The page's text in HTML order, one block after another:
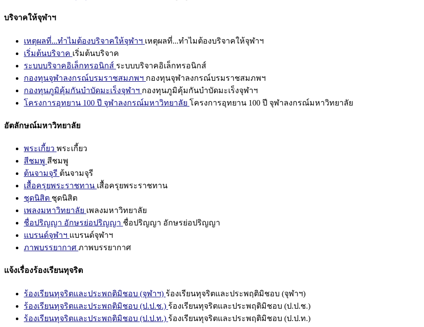
บริจาคให้จุฬาฯ
เหตุผลที่...ทำไมต้องบริจาคให้จุฬาฯ เหตุผลที่...ทำไมต้องบริจาคให้จุฬาฯ
เริ่มต้นบริจาค เริ่มต้นบริจาค
ระบบบริจาคอิเล็กทรอนิกส์ ระบบบริจาคอิเล็กทรอนิกส์
กองทุนจุฬาลงกรณ์บรมราชสมภพฯ กองทุนจุฬาลงกรณ์บรมราชสมภพฯ
กองทุนภูมิคุ้มกันบำบัดมะเร็งจุฬาฯ กองทุนภูมิคุ้มกันบำบัดมะเร็งจุฬาฯ
โครงการอุทยาน 100 ปี จุฬาลงกรณ์มหาวิทยาลัย โครงการอุทยาน 100 ปี จุฬาลงกรณ์มหาวิทยาลัย
อัตลักษณ์มหาวิทยาลัย
พระเกี้ยว พระเกี้ยว
สีชมพู สีชมพู
ต้นจามจุรี ต้นจามจุรี
เสื้อครุยพระราชทาน เสื้อครุยพระราชทาน
ชุดนิสิต ชุดนิสิต
เพลงมหาวิทยาลัย เพลงมหาวิทยาลัย
ชื่อปริญญา อักษรย่อปริญญา ชื่อปริญญา อักษรย่อปริญญา
แบรนด์จุฬาฯ แบรนด์จุฬาฯ
ภาพบรรยากาศ ภาพบรรยากาศ
แจ้งเรื่องร้องเรียนทุจริต
ร้องเรียนทุจริตและประพฤติมิชอบ (จุฬาฯ) ร้องเรียนทุจริตและประพฤติมิชอบ (จุฬาฯ)
ร้องเรียนทุจริตและประพฤติมิชอบ (ป.ป.ช.) ร้องเรียนทุจริตและประพฤติมิชอบ (ป.ป.ช.)
ร้องเรียนทุจริตและประพฤติมิชอบ (ป.ป.ท.) ร้องเรียนทุจริตและประพฤติมิชอบ (ป.ป.ท.)